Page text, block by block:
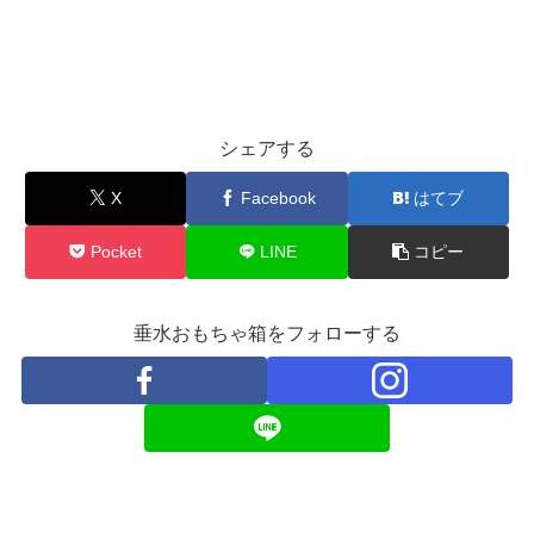
シェアする
X Facebook はてブ
Pocket LINE コピー
垂水おもちゃ箱をフォローする